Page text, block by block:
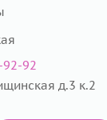
92-92
д.3 к.2